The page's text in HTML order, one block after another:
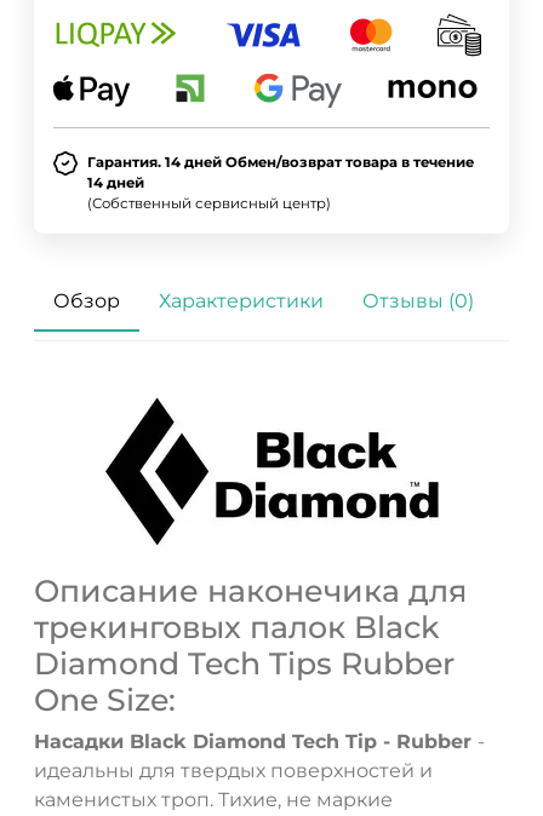
Гарантия. 14 дней Обмен/возврат товара в течение
14 дней
(Собственный сервисный центр)
Обзор Характеристики Отзывы (0)
Описание наконечика для
трекинговых палок Black
Diamond Tech Tips Rubber
One Size:
Насадки Black Diamond Tech Tip - Rubber -
идеальны для твердых поверхностей и
каменистых троп. Тихие, не маркие
ДА НЕТ